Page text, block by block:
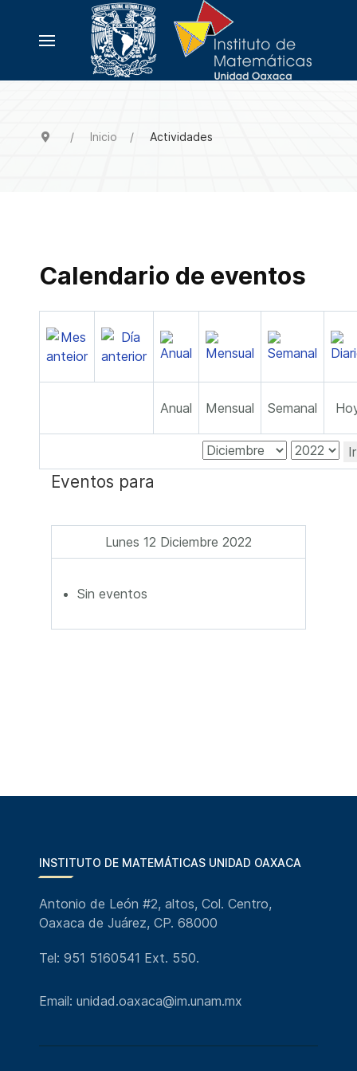
Inicio Actividades
Calendario de eventos
Anual Mensual Semanal
Eventos para
Lunes 12 Diciembre 2022
Sin eventos
INSTITUTO DE MATEMÁTICAS UNIDAD OAXACA
Antonio de León #2, altos, Col. Centro,
Oaxaca de Juárez, CP. 68000
Tel: 951 5160541 Ext. 550.
Email: unidad.oaxaca@im.unam.mx